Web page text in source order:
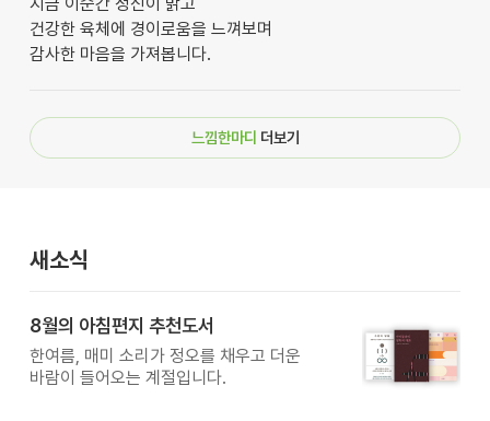
건강한 육체에 경이로움을 느껴보며
감사한 마음을 가져봅니다.
느낌한마디 더보기
새소식
8월의 아침편지 추천도서
한여름, 매미 소리가 정오를 채우고 더운
바람이 들어오는 계절입니다.